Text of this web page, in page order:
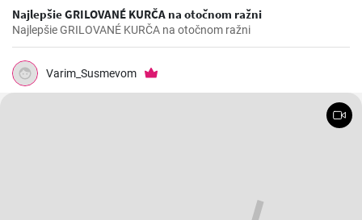
Najlepšie GRILOVANÉ KURČA na otočnom ražni
Najlepšie GRILOVANÉ KURČA na otočnom ražni
Varim_Susmevom